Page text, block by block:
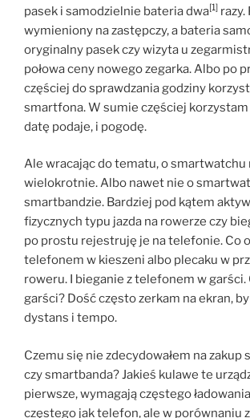
pasek i samodzielnie bateria dwa[1] razy.
wymieniony na zastępczy, a bateria
oryginalny pasek czy wizyta u
połowa ceny nowego zegarka. Albo po
częściej do sprawdzania godziny
smartfona. W sumie częściej korzystam
datę podaje, i pogodę.
Ale wracając do tematu, o smartwatchu
wielokrotnie. Albo nawet nie o
smartbandzie. Bardziej pod kątem
fizycznych typu jazda na rowerze czy
po prostu rejestruję je na telefonie. Co
telefonem w kieszeni albo plecaku w
roweru. I bieganie z telefonem w garści.
garści? Dość często zerkam na ekran,
dystans i tempo.
Czemu się nie zdecydowałem na zakup
czy smartbanda? Jakieś kulawe te
pierwsze, wymagają częstego
częstego jak telefon, ale w porównaniu